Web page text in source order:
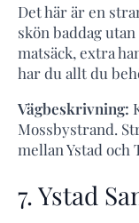
Det här är en
skön baddag
matsäck, extra
har du allt du
Vägbeskrivning:
Mossbystrand.
mellan Ystad och
7. Ystad